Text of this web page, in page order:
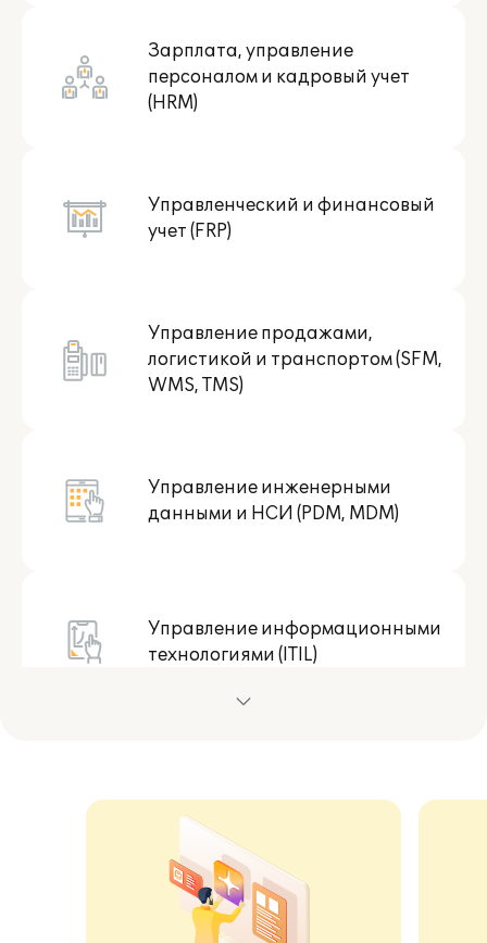
Государственное и
муниципальное управление
Некоммерческие организации
Зарплата, управление
персоналом и кадровый учет
(HRM)
Управленческий и финансовый
учет (FRP)
Управление продажами,
логистикой и транспортом (SFM,
WMS, TMS)
Управление инженерными
данными и НСИ (PDM, MDM)
Управление информационными
технологиями (ITIL)
EAM)
Управление проектами и
портфелями проектов (PMO, EPM)